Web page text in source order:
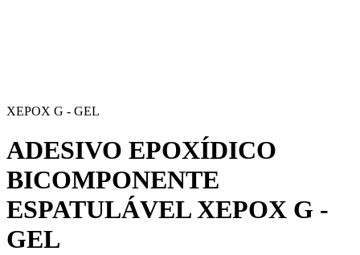
XEPOX G - GEL
ADESIVO EPOXÍDICO
BICOMPONENTE
ESPATULÁVELXEPOX G -
GEL